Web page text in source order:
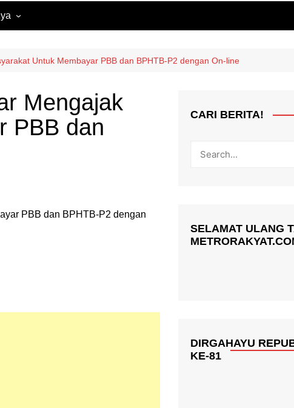
Untuk Membayar PBB dan BPHTB-P2 dengan On-line
Mengajak
PBB dan
CARI BERITA!
SELAMAT ULANG
DIRGAHAYU
KE-81